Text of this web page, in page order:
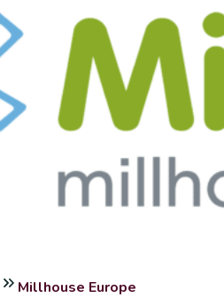
Millhouse Europe